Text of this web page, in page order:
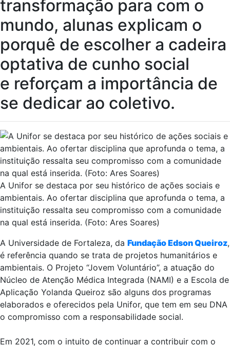
transformação para com o
mundo, alunas explicam o
porquê de escolher a cadeira
optativa de cunho social
e reforçam a importância de
se dedicar ao coletivo.
A Unifor se destaca por seu histórico de ações sociais e
ambientais. Ao ofertar disciplina que aprofunda o tema, a
instituição ressalta seu compromisso com a comunidade
na qual está inserida. (Foto: Ares Soares)
A Universidade de Fortaleza, da Fundação Edson Queiroz,
é referência quando se trata de projetos humanitários e
ambientais. O Projeto “Jovem Voluntário”, a atuação do
Núcleo de Atenção Médica Integrada (NAMI) e a Escola de
Aplicação Yolanda Queiroz são alguns dos programas
elaborados e oferecidos pela Unifor, que tem em seu DNA
o compromisso com a responsabilidade social.
Em 2021, com o intuito de continuar a contribuir com o